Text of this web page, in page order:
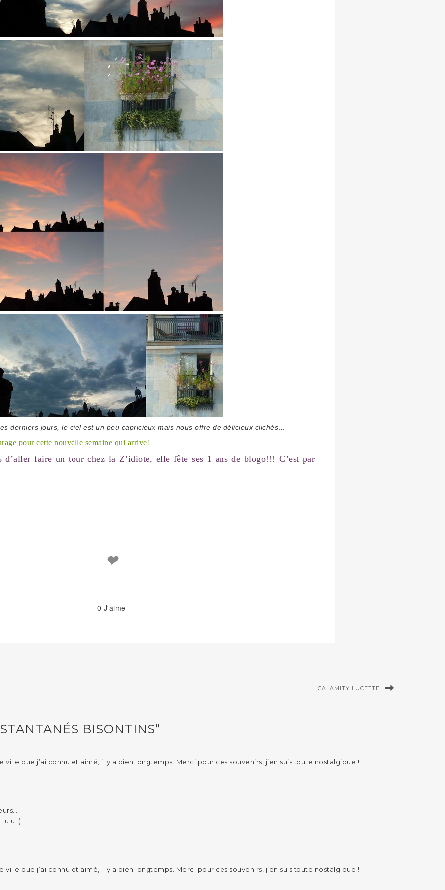
derniers jours, le ciel est un peu capricieux mais nous offre de délicieux clichés…
pour cette nouvelle semaine qui arrive!
d’aller faire un tour chez la Z’idiote, elle fête ses 1 ans de blogo!!! C’est par
❤
0 J'aime
CALAMITY LUCETTE
BISONTINS”
ville que j’ai connu et aimé, il y a bien longtemps. Merci pour ces souvenirs, j’en suis toute nostalgique !
:)
ville que j’ai connu et aimé, il y a bien longtemps. Merci pour ces souvenirs, j’en suis toute nostalgique !